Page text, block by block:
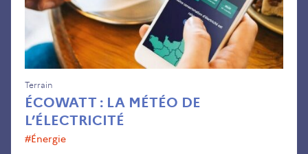
ÉCOWATT : LA MÉTÉO DE
L’ÉLECTRICITÉ
Terrain
#énergie